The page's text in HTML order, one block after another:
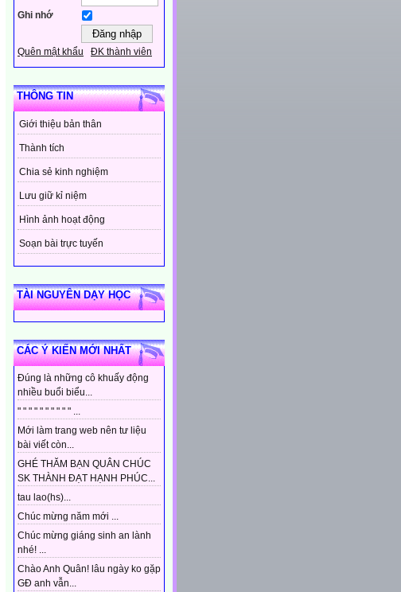
Ghi nhớ
Quên mật khẩu ĐK thành viên
THÔNG TIN
Giới thiệu bản thân
Thành tích
Chia sẻ kinh nghiệm
Lưu giữ kỉ niệm
Hình ảnh hoạt động
Soạn bài trực tuyến
TÀI NGUYÊN DẠY HỌC
CÁC Ý KIẾN MỚI NHẤT
Đúng là những cô khuấy động
nhiều buổi biểu...
" " " " " " " " " " ...
Mới làm trang web nên tư liệu
bài viết còn...
GHÉ THĂM BẠN QUÂN CHÚC
SK THÀNH ĐẠT HẠNH PHÚC...
tau lao(hs)...
Chúc mừng năm mới ...
Chúc mừng giáng sinh an lành
nhé! ...
Chào Anh Quân! lâu ngày ko gặp
GĐ anh vẫn...